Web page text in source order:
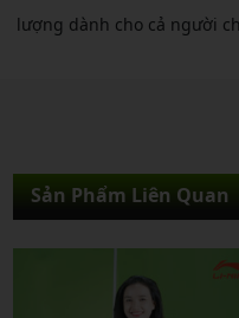
lượng dành cho cả người
Sản Phẩm Liên Quan